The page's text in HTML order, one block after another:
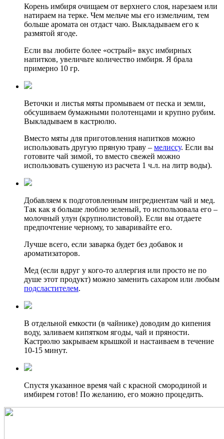
Корень имбиря очищаем от верхнего слоя, нарезаем или
натираем на терке. Чем мельче мы его измельчим, тем
больше аромата он отдаст чаю. Выкладываем его к
размятой ягоде.
Если вы любите более «острый» вкус имбирных
напитков, увеличьте количество имбиря. Я брала
примерно 10 гр.
Веточки и листья мяты промываем от песка и земли,
обсушиваем бумажными полотенцами и крупно рубим.
Выкладываем в кастрюлю.
Вместо мяты для приготовления напитков можно
использовать другую пряную траву – мелиссу. Если вы
готовите чай зимой, то вместо свежей можно
использовать сушеную из расчета 1 ч.л. на литр воды).
Добавляем к подготовленным ингредиентам чай и мед.
Так как я больше люблю зеленый, то использовала его –
молочный улун (крупнолистовой). Если вы отдаете
предпочтение черному, то заваривайте его.
Лучше всего, если заварка будет без добавок и
ароматизаторов.
Мед (если вдруг у кого-то аллергия или просто не по
душе этот продукт) можно заменить сахаром или любым
подсластителем.
В отдельной емкости (в чайнике) доводим до кипения
воду, заливаем кипятком ягоды, чай и пряности.
Кастрюлю закрываем крышкой и настаиваем в течение
10-15 минут.
Спустя указанное время чай с красной смородиной и
имбирем готов! По желанию, его можно процедить.